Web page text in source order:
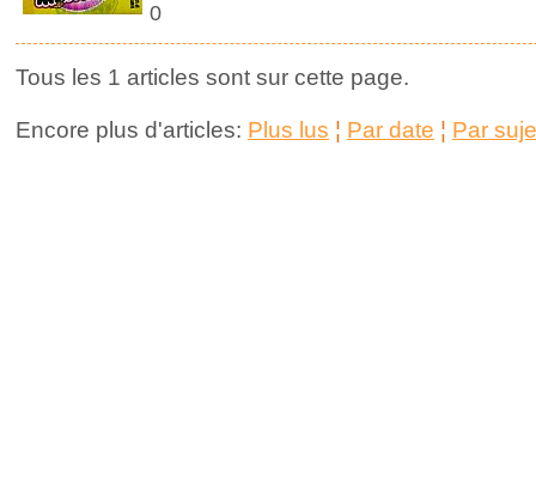
0
Tous les 1 articles sont sur cette page.
Encore plus d'articles: Plus lus ¦ Par date ¦ Par